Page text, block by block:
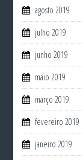
agosto 2019
julho 2019
junho 2019
maio 2019
março 2019
fevereiro 2019
janeiro 2019